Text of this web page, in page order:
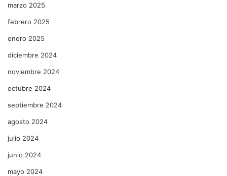
marzo 2025
febrero 2025
enero 2025
diciembre 2024
noviembre 2024
octubre 2024
septiembre 2024
agosto 2024
julio 2024
junio 2024
mayo 2024